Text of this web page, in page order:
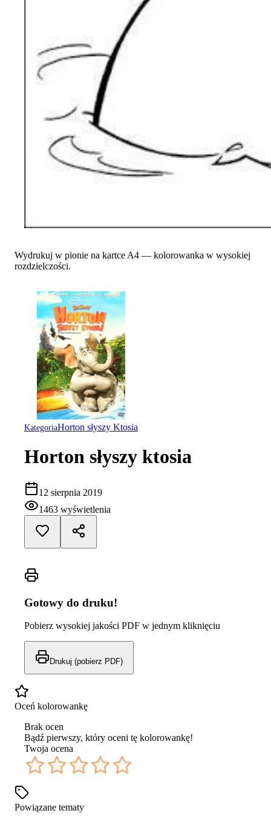
Wydrukuj w pionie na kartce A4 — kolorowanka w wysokiej
rozdzielczości.
KategoriaHorton słyszy Ktosia
Horton słyszy ktosia
12 sierpnia 2019
1463 wyświetlenia
Gotowy do druku!
Pobierz wysokiej jakości PDF w jednym kliknięciu
Drukuj (pobierz PDF)
Oceń kolorowankę
Brak ocen
Bądź pierwszy, który oceni tę kolorowankę!
Twoja ocena
Powiązane tematy